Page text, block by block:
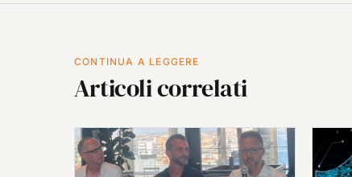
CONTINUA A LEGGERE
Articoli correlati